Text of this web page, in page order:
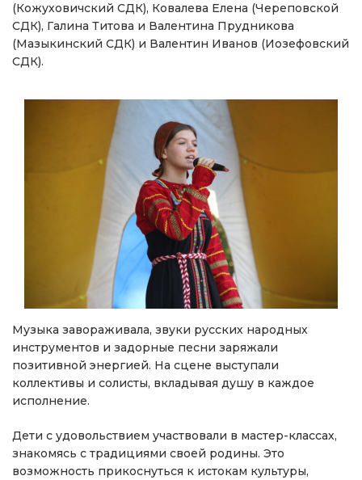
(Кожуховичский СДК), Ковалева Елена (Череповской
СДК), Галина Титова и Валентина Прудникова
(Мазыкинский СДК) и Валентин Иванов (Иозефовский
СДК).
Музыка завораживала, звуки русских народных
инструментов и задорные песни заряжали
позитивной энергией. На сцене выступали
коллективы и солисты, вкладывая душу в каждое
исполнение.
Дети с удовольствием участвовали в мастер-классах,
знакомясь с традициями своей родины. Это
возможность прикоснуться к истокам культуры,